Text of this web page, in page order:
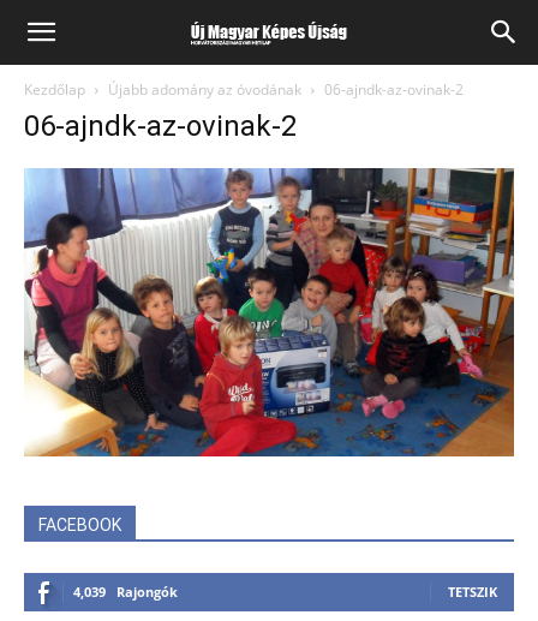
Kezdőlap Újabb adomány az óvodának 06-ajndk-az-ovinak-2
06-ajndk-az-ovinak-2
FACEBOOK
4,039 Rajongók TETSZIK